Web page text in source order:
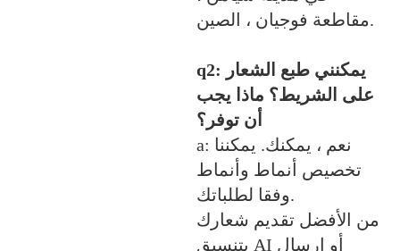
مقاطعة فوجيان ، الصين.
q2: يمكنني طبع الشعار
على الشريط؟ ماذا يجب
أن توفر؟
a: نعم ، يمكنك. يمكننا
تخصيص أنماط وأنماط
وفقا لطلباتك.
من الأفضل تقديم شعارك
بتنسيق AI أو إرسال